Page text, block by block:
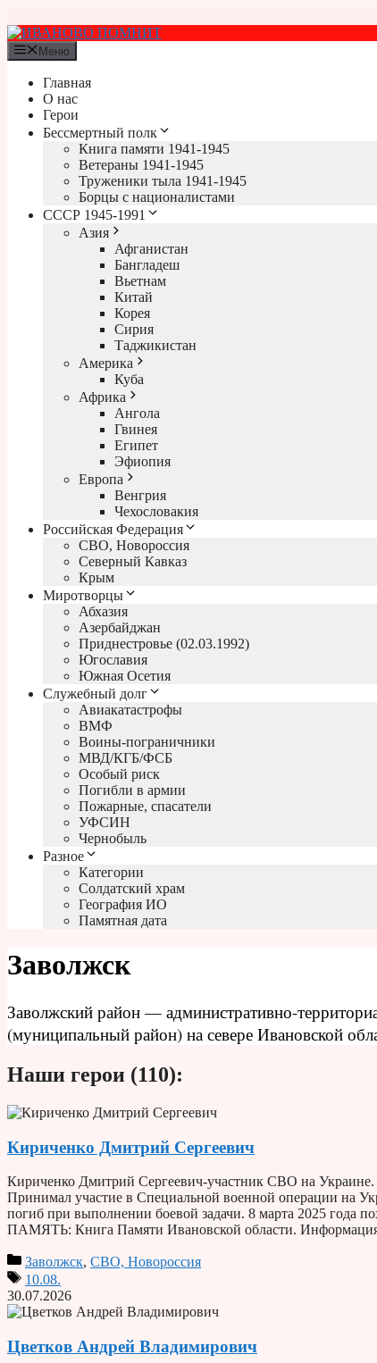
к
содержимому
Меню
Главная
О нас
Герои
Бессмертный полк
Книга памяти 1941-1945
Ветераны 1941-1945
Труженики тыла 1941-1945
Борцы с националистами
СССР 1945-1991
Азия
Афганистан
Бангладеш
Вьетнам
Китай
Корея
Сирия
Таджикистан
Америка
Куба
Африка
Ангола
Гвинея
Египет
Эфиопия
Европа
Венгрия
Чехословакия
Российская Федерация
СВО, Новороссия
Северный Кавказ
Крым
Миротворцы
Абхазия
Азербайджан
Приднестровье (02.03.1992)
Югославия
Южная Осетия
Служебный долг
Авиакатастрофы
ВМФ
Воины-пограничники
МВД/КГБ/ФСБ
Особый риск
Погибли в армии
Пожарные, спасатели
УФСИН
Чернобыль
Разное
Категории
Солдатский храм
География ИО
Памятная дата
Заволжск
Заволжский район — административно-
(муниципальный район) на севере Ивановской
Наши герои (110):
Кириченко Дмитрий Сергеевич
Кириченко Дмитрий Сергеевич-участник СВО на Украине.
Принимал участие в Специальной военной операции на
погиб при выполнении боевой задачи. 8 марта 2025 года
ПАМЯТЬ: Книга Памяти Ивановской области.
Заволжск, СВО, Новороссия
10.08.
30.07.2026
Цветков Андрей Владимирович